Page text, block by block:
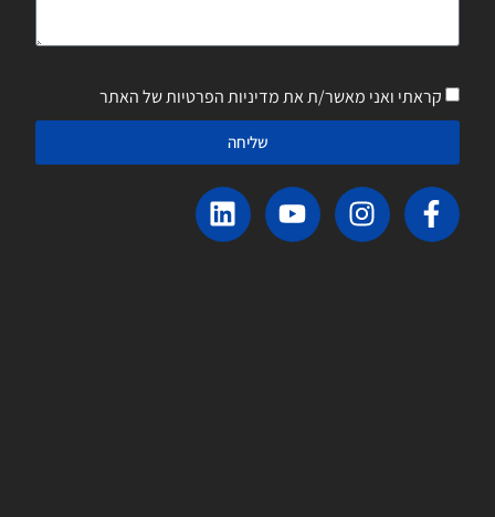
קראתי ואני מאשר/ת את מדיניות הפרטיות של האתר
שליחה